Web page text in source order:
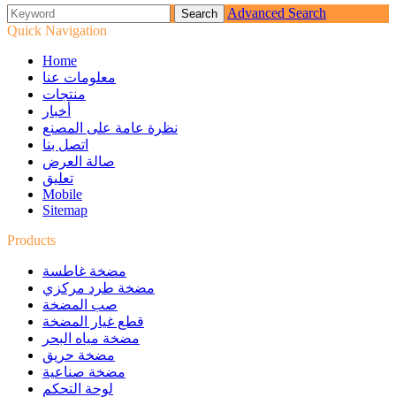
Advanced Search
Quick Navigation
Home
معلومات عنا
منتجات
أخبار
نظرة عامة على المصنع
اتصل بنا
صالة العرض
تعليق
Mobile
Sitemap
Products
مضخة غاطسة
مضخة طرد مركزي
صب المضخة
قطع غيار المضخة
مضخة مياه البحر
مضخة حريق
مضخة صناعية
لوحة التحكم